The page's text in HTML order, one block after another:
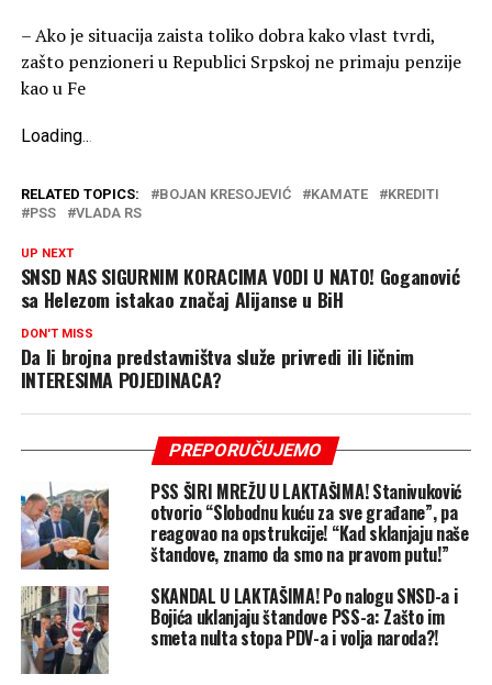
– Ako je situacija zaista toliko dobra kako vlast tvrdi,
zašto penzioneri u Republici Srpskoj ne primaju penzije
kao u Fe
Loading..
RELATED TOPICS: BOJAN KRESOJEVIĆ KAMATE
KREDITI
PSS
VLADA RS
UP NEXT
SNSD NAS SIGURNIM KORACIMA VODI U NATO! Goganović
sa Helezom istakao značaj Alijanse u BiH
DON'T MISS
Da li brojna predstavništva služe privredi ili ličnim
INTERESIMA POJEDINACA?
PREPORUČUJEMO
PSS ŠIRI MREŽU U LAKTAŠIMA! Stanivuković
otvorio “Slobodnu kuću za sve građane”, pa
reagovao na opstrukcije! “Kad sklanjaju naše
štandove, znamo da smo na pravom putu!”
SKANDAL U LAKTAŠIMA! Po nalogu SNSD-a i
Bojića uklanjaju štandove PSS-a: Zašto im
smeta nulta stopa PDV-a i volja naroda?!